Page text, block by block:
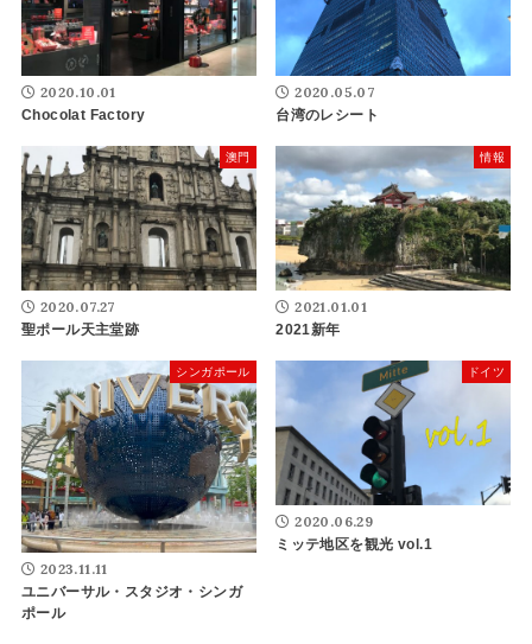
2020.10.01
Chocolat Factory
2020.05.07
台湾のレシート
澳門
2020.07.27
聖ポール天主堂跡
情報
2021.01.01
2021新年
シンガポール
2023.11.11
ユニバーサル・スタジオ・シンガ
ポール
ドイツ
2020.06.29
ミッテ地区を観光 vol.1